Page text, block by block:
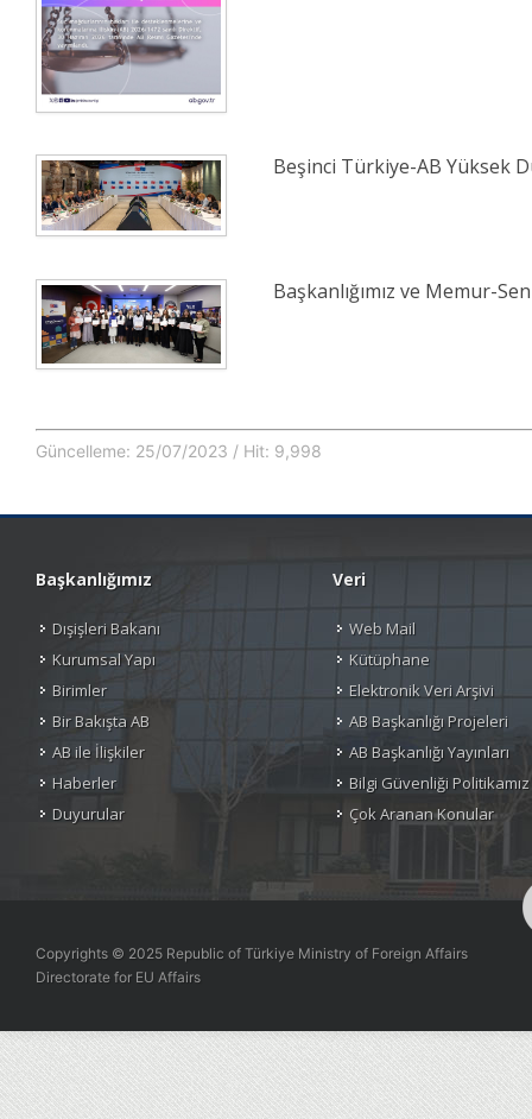
Beşinci Türkiye-AB Yüksek
Başkanlığımız ve Memur-
Güncelleme: 25/07/2023 / Hit: 9,998
Başkanlığımız
Dışişleri Bakanı
Kurumsal Yapı
Birimler
Bir Bakışta AB
AB ile İlişkiler
Haberler
Duyurular
Veri
Web Mail
Kütüphane
Elektronik Veri Arşivi
AB Başkanlığı Projeleri
AB Başkanlığı Yayınları
Bilgi Güvenliği Politikamız
Çok Aranan Konular
Copyrights © 2025 Republic of Türkiye Ministry of Foreign Affairs
Directorate for EU Affairs